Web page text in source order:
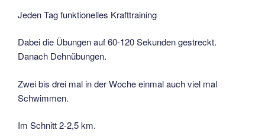
Jeden Tag funktionelles Krafttraining
Dabei die Übungen auf 60-120 Sekunden gestreckt.
Danach Dehnübungen.
Zwei bis drei mal in der Woche einmal auch viel mal
Schwimmen.
Im Schnitt 2-2,5 km.